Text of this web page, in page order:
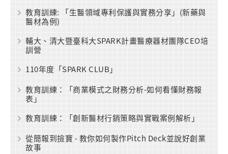
教育訓練: 「生醫領域專利保護與實務分享」(新藥與
醫材為例)
輔大、清大暨臺科大SPARK計畫醫療器材團隊CEO培
訓營
110年度「SPARK CLUB」
教育訓練：「商業模式之財務分析-如何看懂財務報
表」
教育訓練：「創新醫材行銷策略與實戰案例解析」
從簡報到撿寶 - 教你如何製作Pitch Deck並說好創業
故事